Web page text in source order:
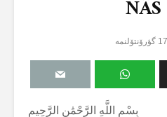
بِسْمِ اللَّهِ الرَّحْمَٰنِ الرَّحِيمِ